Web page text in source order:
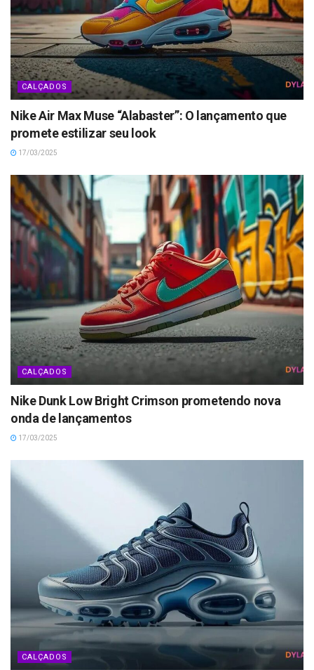
CALÇADOS
Nike Air Max Muse “Alabaster”: O lançamento que
promete estilizar seu look
17/03/2025
CALÇADOS
Nike Dunk Low Bright Crimson prometendo nova
onda de lançamentos
17/03/2025
CALÇADOS